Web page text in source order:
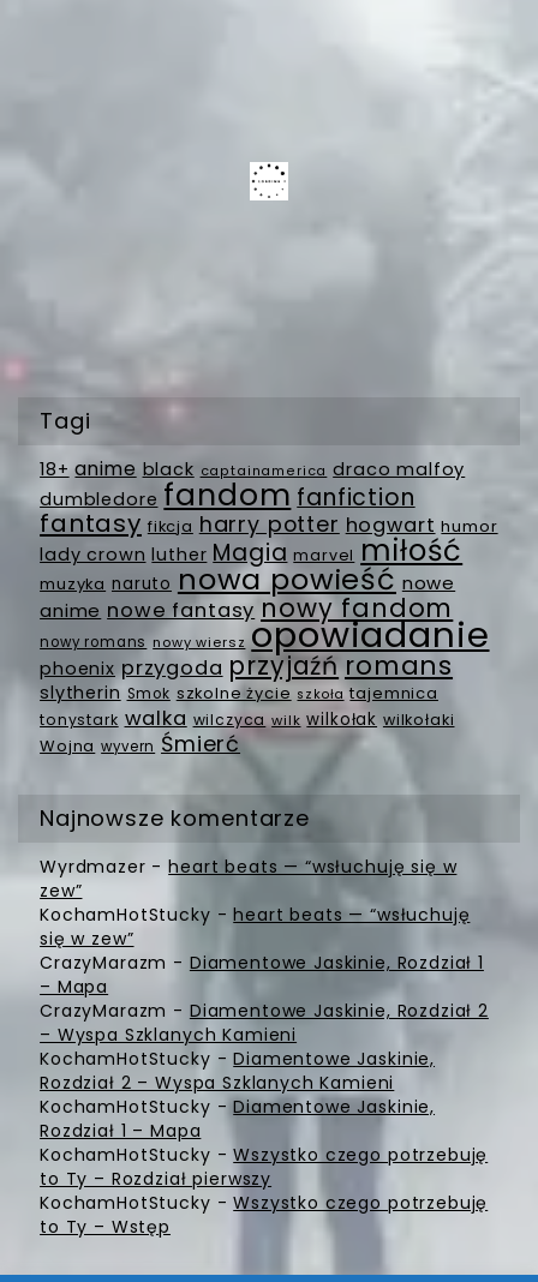
Tagi
18+ anime black captainamerica draco malfoy
dumbledore fandom fanfiction
fantasy fikcja harry potter hogwart humor
lady crown luther Magia marvel miłość
muzyka naruto nowa powieść nowe
anime nowe fantasy nowy fandom
nowy romans nowy wiersz opowiadanie
phoenix przygoda przyjaźń romans
slytherin Smok szkolne życie szkoła tajemnica
tonystark walka wilczyca wilk wilkołak wilkołaki
Wojna wyvern Śmierć
Najnowsze komentarze
Wyrdmazer -heart beats — “wsłuchuję się w
zew”
KochamHotStucky -heart beats — “wsłuchuję
się w zew”
CrazyMarazm - Diamentowe Jaskinie, Rozdział 1
– Mapa
CrazyMarazm - Diamentowe Jaskinie, Rozdział 2
– Wyspa Szklanych Kamieni
KochamHotStucky -Diamentowe Jaskinie,
Rozdział 2 – Wyspa Szklanych Kamieni
KochamHotStucky -Diamentowe Jaskinie,
Rozdział 1 – Mapa
KochamHotStucky -Wszystko czego potrzebuję
to Ty – Rozdział pierwszy
KochamHotStucky -Wszystko czego potrzebuję
to Ty – Wstęp